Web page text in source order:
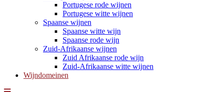
Portugese rode wijnen
Portugese witte wijnen
Spaanse wijnen
Spaanse witte wijn
Spaanse rode wijn
Zuid-Afrikaanse wijnen
Zuid Afrikaanse rode wijn
Zuid-Afrikaanse witte wijnen
Wijndomeinen